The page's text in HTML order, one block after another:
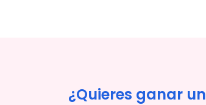
¿Quieres ganar un